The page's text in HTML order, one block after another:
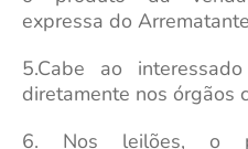
expressa do
5.Cabe ao
diretamente nos órgãos
6. Nos leilões, o